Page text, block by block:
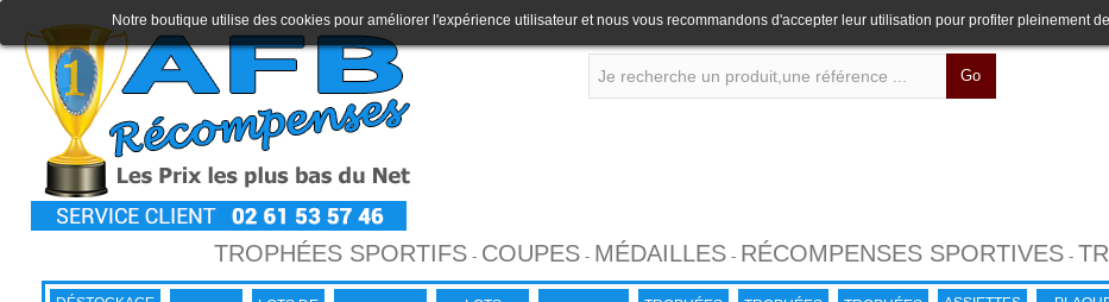
Go
TROPHÉES SPORTIFS- COUPES- MÉDAILLES- RÉCOMPENSES SPORTIVES-
Notre boutique utilise des cookies pour améliorer l'expérience utilisateur et nous vous recommandons d'accepter leur utilisation pour profiter pleinement